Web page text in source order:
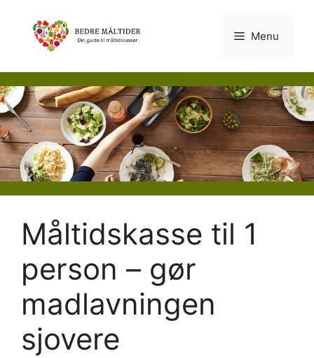
indhold
Menu
Måltidskasse til 1
person – gør
madlavningen
sjovere